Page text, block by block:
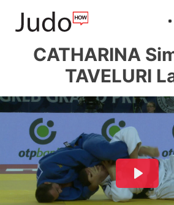
CATHARINA
TAVELURI